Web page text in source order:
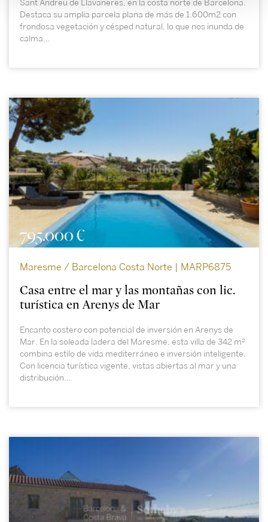
Sant Andreu de Llavaneres, en la costa norte de Barcelona.
Destaca su amplia parcela plana de más de 1.600m2 con
frondosa vegetación y césped natural, lo que nos inunda de
calma...
795.000 €
Maresme / Barcelona Costa Norte | MARP6875
Casa entre el mar y las montañas con lic.
turística en Arenys de Mar
Encanto costero con potencial de inversión en Arenys de
Mar. En la soleada ladera del Maresme, esta villa de 342 m²
combina estilo de vida mediterráneo e inversión inteligente.
Con licencia turística vigente, vistas abiertas al mar y una
distribución...